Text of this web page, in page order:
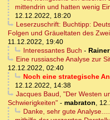
mittendrin und hatten wenig
12.12.2022, 18:20
Leserzuschrift: Buchtipp:
Folgen und Gräueltaten des
11.12.2022, 19:40
Interessantes Buch - Rainer
Eine russiasche Analyse zur
12.12.2022, 02:40
Noch eine strategische
12.12.2022, 14:38
Jacques Baud, "Der Westen
Schwierigkeiten" - mabraton,
Danke, sehr gute